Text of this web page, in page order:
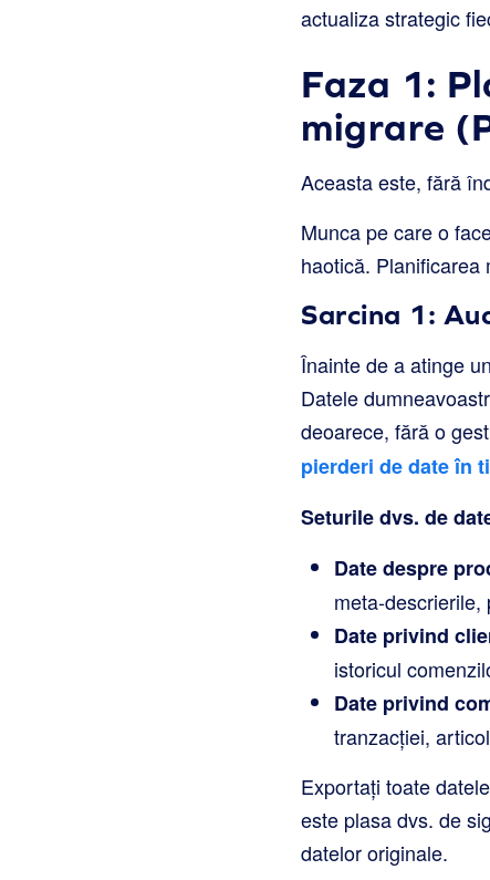
actualiza strategic
Faza 1:
migrare
Aceasta este, fără
Munca pe care o
haotică.
Sarcina 1:
Înainte de a atinge
Datele
deoarece, fără o
pierderi de date în
Seturile dvs. de
Date despre
meta-descrierile,
Date privind
istoricul
Date privind
tranzacției,
Exportați toate
este plasa dvs. de
datelor originale.